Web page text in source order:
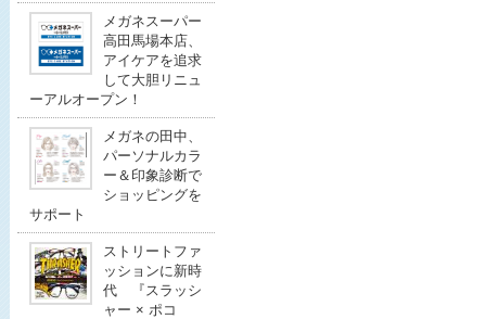
メガネスーパー
高田馬場本店、
アイケアを追求
して大胆リニュ
ーアルオープン！
メガネの田中、
パーソナルカラ
ー＆印象診断で
ショッピングを
サポート
ストリートファ
ッションに新時
代 『スラッシ
ャー × ポコ